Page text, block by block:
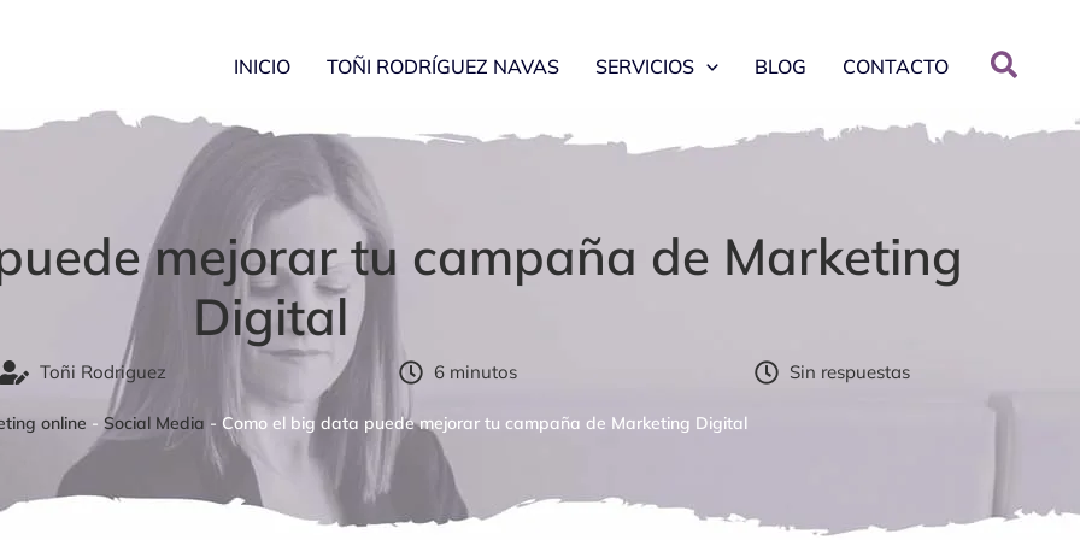
INICIO TOÑI RODRÍGUEZ NAVAS SERVICIOS BLOG CONTACTO
mejorar tu campaña de Marketing
Digital
Toñi Rodriguez 6 minutos Sin respuestas
online - Social Media - Como el big data puede mejorar tu campaña de Marketing Digital